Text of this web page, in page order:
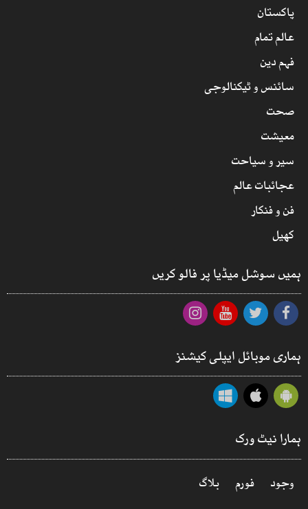
پاکستان
عالم تمام
فہم دین
سائنس و ٹیکنالوجی
صحت
معیشت
سیر و سیاحت
عجائبات عالم
فن و فنکار
کھیل
ہمیں سوشل میڈیا پر فالو کریں
ہماری موبائل ایپلی کیشنز
ہمارا نیٹ ورک
وجود فورم بلاگ